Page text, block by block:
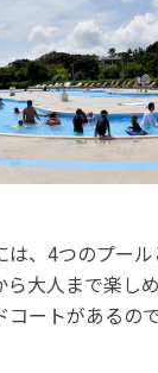
は、4つのプー
大人まで楽し
ートがあるの